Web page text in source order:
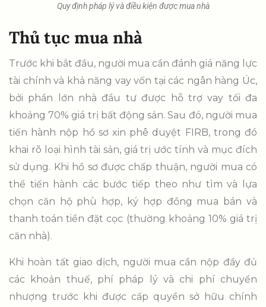
Quy định pháp lý và điều kiện được mua nhà
Thủ tục mua nhà
Trước khi bắt đầu, người mua cần đánh giá năng lực
tài chính và khả năng vay vốn tại các ngân hàng Úc,
bởi phần lớn nhà đầu tư được hỗ trợ vay tối đa
khoảng 70% giá trị bất động sản. Sau đó, người mua
tiến hành nộp hồ sơ xin phê duyệt FIRB, trong đó
khai rõ loại hình tài sản, giá trị ước tính và mục đích
sử dụng. Khi hồ sơ được chấp thuận, người mua có
thể tiến hành các bước tiếp theo như tìm và lựa
chọn căn hộ phù hợp, ký hợp đồng mua bán và
thanh toán tiền đặt cọc (thường khoảng 10% giá trị
căn nhà).
Khi hoàn tất giao dịch, người mua cần nộp đầy đủ
các khoản thuế, phí pháp lý và chi phí chuyển
nhượng trước khi được cấp quyền sở hữu chính